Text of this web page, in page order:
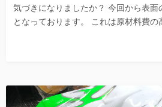
気づきになりましたか？ 今回から表面
となっております。 これは原材料費